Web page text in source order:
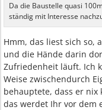
Da die Baustelle quasi
ständig mit Interesse
Hmm, das liest sich so,
und die Hände darin
Zufriedenheit läuft. Ich
Weise zwischendurch
behauptete, dass er
das werdet Ihr vor dem